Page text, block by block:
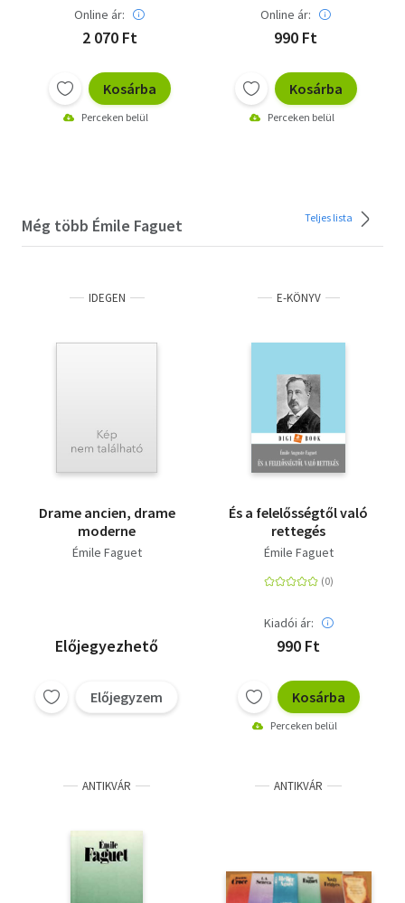
Online ár:
2 070 Ft
Kosárba
Perceken belül
Online ár:
990 Ft
Kosárba
Perceken belül
Még több Émile Faguet Teljes lista
IDEGEN
Drame ancien, drame
moderne
Émile Faguet
Előjegyezhető
Előjegyzem
E-KÖNYV
És a felelősségtől való
rettegés
Émile Faguet
Kiadói ár:
990 Ft
Kosárba
Perceken belül
ANTIKVÁR ANTIKVÁR